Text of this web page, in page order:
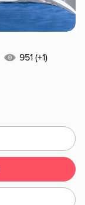
951 (+1)